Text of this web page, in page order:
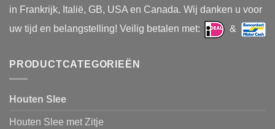
in Frankrijk, Italië, GB, USA en Canada. Wij danken u voor
uw tijd en belangstelling! Veilig betalen met:
&
PRODUCTCATEGORIEËN
Houten Slee
Houten Slee met Zitje